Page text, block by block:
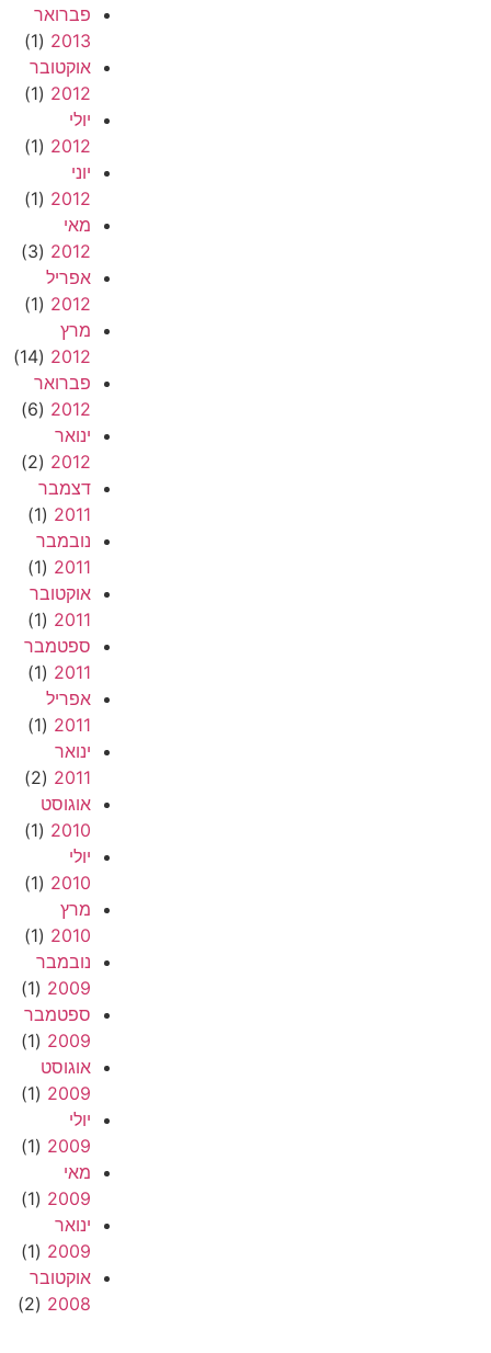
פברואר
2013
(1)
אוקטובר
2012
(1)
יולי
2012
(1)
יוני
2012
(1)
מאי
2012
(3)
אפריל
2012
(1)
מרץ
2012
(14)
פברואר
2012
(6)
ינואר
2012
(2)
דצמבר
2011
(1)
נובמבר
2011
(1)
אוקטובר
2011
(1)
ספטמבר
2011
(1)
אפריל
2011
(1)
ינואר
2011
(2)
אוגוסט
2010
(1)
יולי
2010
(1)
מרץ
2010
(1)
נובמבר
2009
(1)
ספטמבר
2009
(1)
אוגוסט
2009
(1)
יולי
2009
(1)
מאי
2009
(1)
ינואר
2009
(1)
אוקטובר
2008
(2)